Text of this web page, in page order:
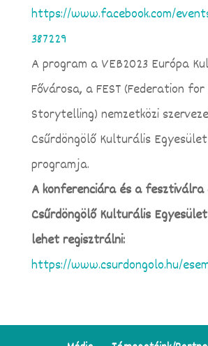
https://www.facebook.com/
387229
A program a VEB2023 Európa
Fővárosa, a FEST (Federation
Storytelling) nemzetközi
Csűrdöngölő Kulturális
programja.
A konferenciára és a fesztiválra
Csűrdöngölő Kulturális
lehet regisztrálni:
https://www.csurdongolo.hu/